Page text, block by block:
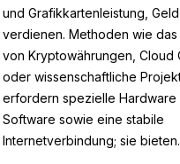
und Grafikkartenleistung, Geld
verdienen. Methoden wie das
von Kryptowährungen, Cloud
oder wissenschaftliche
erfordern spezielle Hardware
Software sowie eine stabile
Internetverbindung; sie